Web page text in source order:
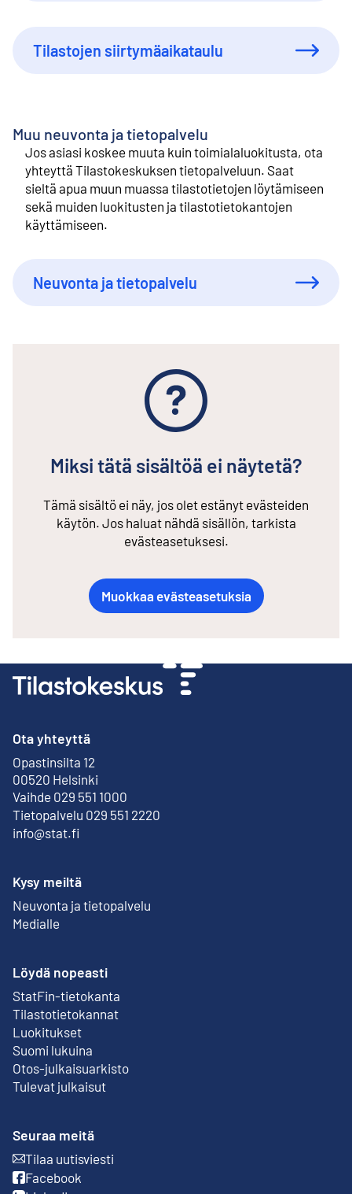
Tilastojen siirtymäaikataulu
Muu neuvonta ja tietopalvelu
Jos asiasi koskee muuta kuin toimialaluokitusta, ota
yhteyttä Tilastokeskuksen tietopalveluun. Saat
sieltä apua muun muassa tilastotietojen löytämiseen
sekä muiden luokitusten ja tilastotietokantojen
käyttämiseen.
Neuvonta ja tietopalvelu
Miksi tätä sisältöä ei näytetä?
Tämä sisältö ei näy, jos olet estänyt evästeiden
käytön. Jos haluat nähdä sisällön, tarkista
evästeasetuksesi.
Muokkaa evästeasetuksia
Ota yhteyttä
Opastinsilta 12
00520 Helsinki
Ulkoinen linkki
Vaihde 029 551 1000
Tietopalvelu 029 551 2220
info@stat.fi
Kysy meiltä
Neuvonta ja tietopalvelu
Medialle
Löydä nopeasti
StatFin-tietokanta
Ulkoinen linkki
Tilastotietokannat
Luokitukset
Suomi lukuina
Otos-julkaisuarkisto
Ulkoinen linkki
Tulevat julkaisut
Seuraa meitä
Tilaa uutisviesti
Ulkoinen linkki
Facebook
Ulkoinen linkki